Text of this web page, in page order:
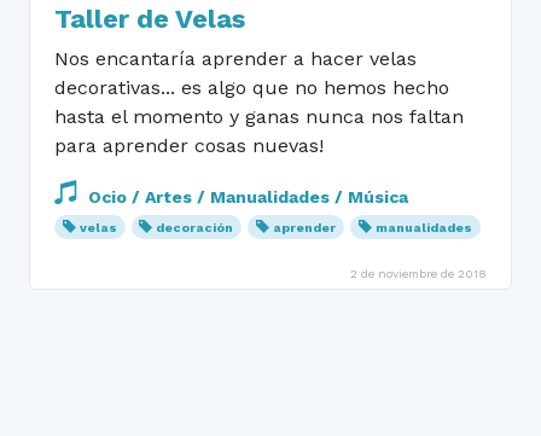
Taller de Velas
Nos encantaría aprender a hacer velas
decorativas... es algo que no hemos hecho
hasta el momento y ganas nunca nos faltan
para aprender cosas nuevas!
Ocio / Artes / Manualidades / Música
velas decoración aprender manualidades
2 de noviembre de 2018